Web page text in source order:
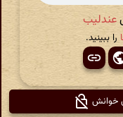
عندلیب
را ببینید.
خوانش